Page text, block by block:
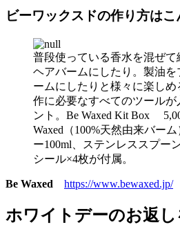
ビーワックスドの作り方は
普段使っている香水を混ぜて
ヘアバームにしたり。製油
ームにしたりと様々に楽しめ
作に必要なすべてのツールが
ント。Be Waxed Kit Box
Waxed（100%天然由来バー
ー100ml、ステンレススプー
シール×4枚が付属。
Be Waxed https://www.bewaxed.jp/
ホワイトデーのお返し